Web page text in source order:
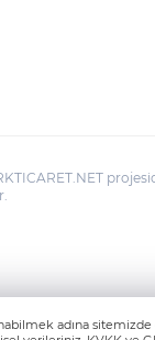
adına sitemizde